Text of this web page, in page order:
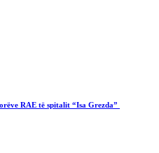
RAE të spitalit “Isa Grezda”